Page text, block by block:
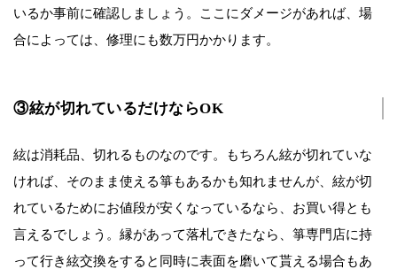
いるか事前に確認しましょう。ここにダメージがあれば、場
合によっては、修理にも数万円かかります。
③絃が切れているだけならOK
絃は消耗品、切れるものなのです。もちろん絃が切れていな
ければ、そのまま使える箏もあるかも知れませんが、絃が切
れているためにお値段が安くなっているなら、お買い得とも
言えるでしょう。縁があって落札できたなら、箏専門店に持
って行き絃交換をすると同時に表面を磨いて貰える場合もあ